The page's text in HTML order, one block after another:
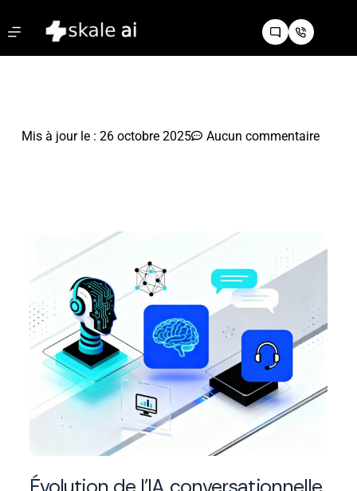
Mis à jour le : 26 octobre 2025 Aucun commentaire